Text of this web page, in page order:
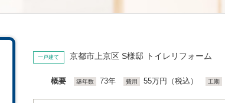
一戸建て 京都市上京区 S様邸 トイレリフォーム
概要 築年数 73年 費用 55万円（税込） 工期